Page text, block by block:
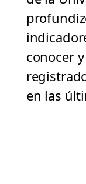
conocer
en las